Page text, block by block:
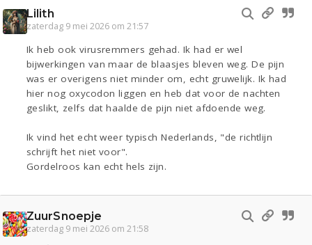
Lilith
zaterdag 9 mei 2026 om 21:57
Ik heb ook virusremmers gehad. Ik had er wel
bijwerkingen van maar de blaasjes bleven weg. De pijn
was er overigens niet minder om, echt gruwelijk. Ik had
hier nog oxycodon liggen en heb dat voor de nachten
geslikt, zelfs dat haalde de pijn niet afdoende weg.
Ik vind het echt weer typisch Nederlands, "de richtlijn
schrijft het niet voor".
Gordelroos kan echt hels zijn.
ZuurSnoepje
zaterdag 9 mei 2026 om 21:58